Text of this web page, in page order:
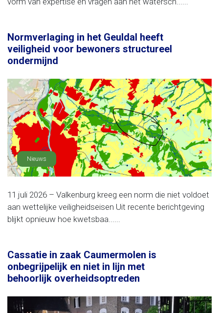
Normverlaging in het Geuldal heeft
veiligheid voor bewoners structureel
ondermijnd
Nieuws
11 juli 2026 – Valkenburg kreeg een norm die niet voldoet
aan wettelijke veiligheidseisen Uit recente berichtgeving
blijkt opnieuw hoe kwetsbaa......
Cassatie in zaak Caumermolen is
onbegrijpelijk en niet in lijn met
behoorlijk overheidsoptreden